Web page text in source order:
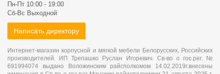
Пн-Пт 10:00 - 19:00
Сб-Вс Выходной
Написать директору
Интернет-магазин корпусной и мягкой мебели Белорусских, Российских
производителей. ИП Трепашко Руслан Игоревич. Св-во о гос.рег. №
691994074 выдано Воложинским райсполкомом 14.02.2019г.внесены